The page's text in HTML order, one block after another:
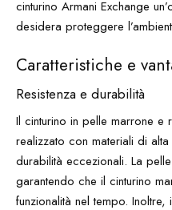
cinturino Armani Exchange
desidera proteggere
Caratteristiche e
Resistenza e durabilità
Il cinturino in pelle marrone e
realizzato con materiali di
durabilità eccezionali. La
garantendo che il cinturino
funzionalità nel tempo.